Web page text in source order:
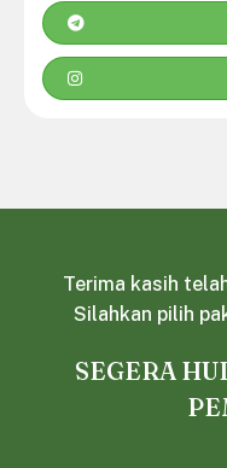
Terima kasih
Silahkan pilih
SEGERA